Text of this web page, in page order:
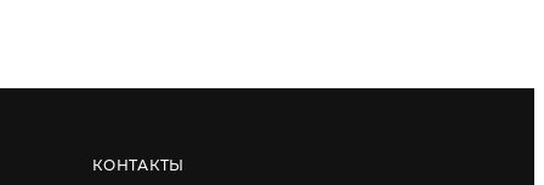
КОНТАКТЫ